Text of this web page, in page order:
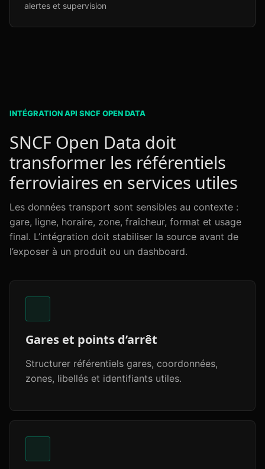
alertes et supervision
INTÉGRATION API SNCF OPEN DATA
SNCF Open Data doit
transformer les référentiels
ferroviaires en services utiles
Les données transport sont sensibles au contexte :
gare, ligne, horaire, zone, fraîcheur, format et usage
final. L’intégration doit stabiliser la source avant de
l’exposer à un produit ou un dashboard.
Gares et points d’arrêt
Structurer référentiels gares, coordonnées,
zones, libellés et identifiants utiles.